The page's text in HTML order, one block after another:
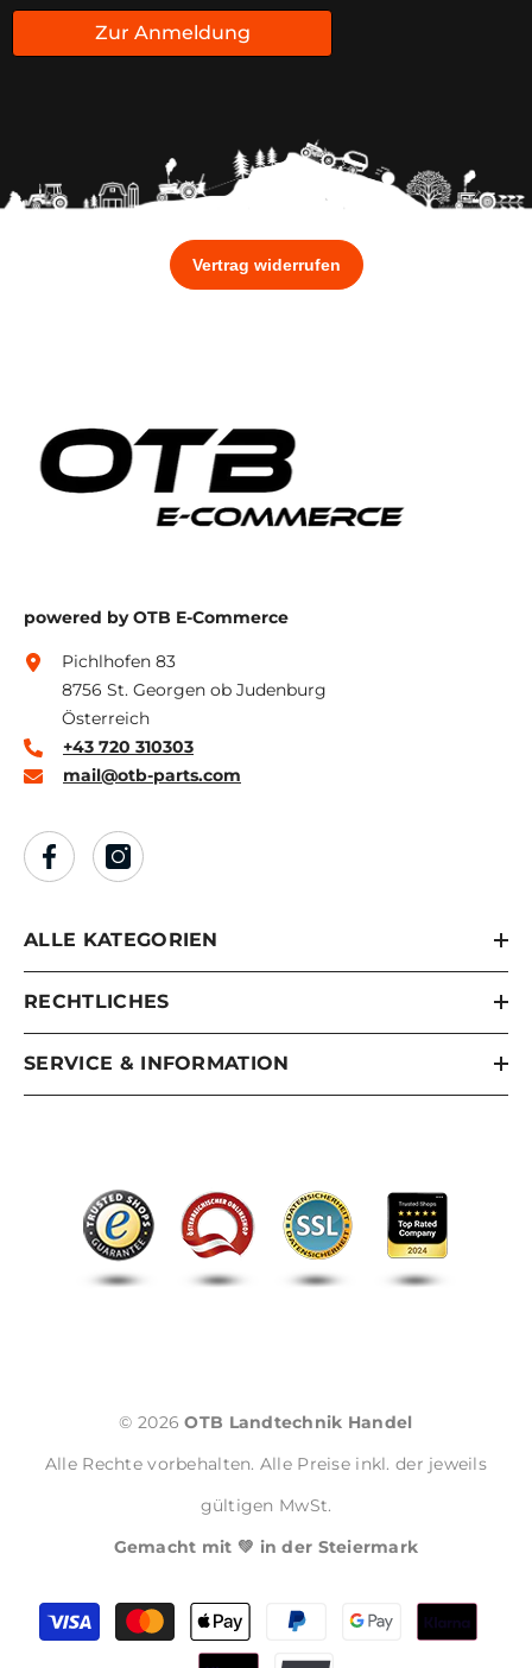
Zur Anmeldung
powered by OTB E-Commerce
Pichlhofen 83
8756 St. Georgen ob Judenburg
Österreich
+43 720 310303
mail@otb-parts.com
ALLE KATEGORIEN
RECHTLICHES
SERVICE & INFORMATION
© 2026OTB Landtechnik Handel
Alle Rechte vorbehalten. Alle Preise inkl. der jeweils
gültigen MwSt.
Gemacht mit 💚 in der Steiermark
Zahlungsmethoden